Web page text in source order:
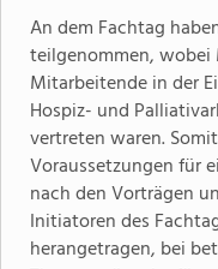
An dem Fachtag
teilgenommen,
Mitarbeitende in der
Hospiz- und
vertreten waren.
Voraussetzungen für
nach den Vorträgen
Initiatoren des
herangetragen, bei